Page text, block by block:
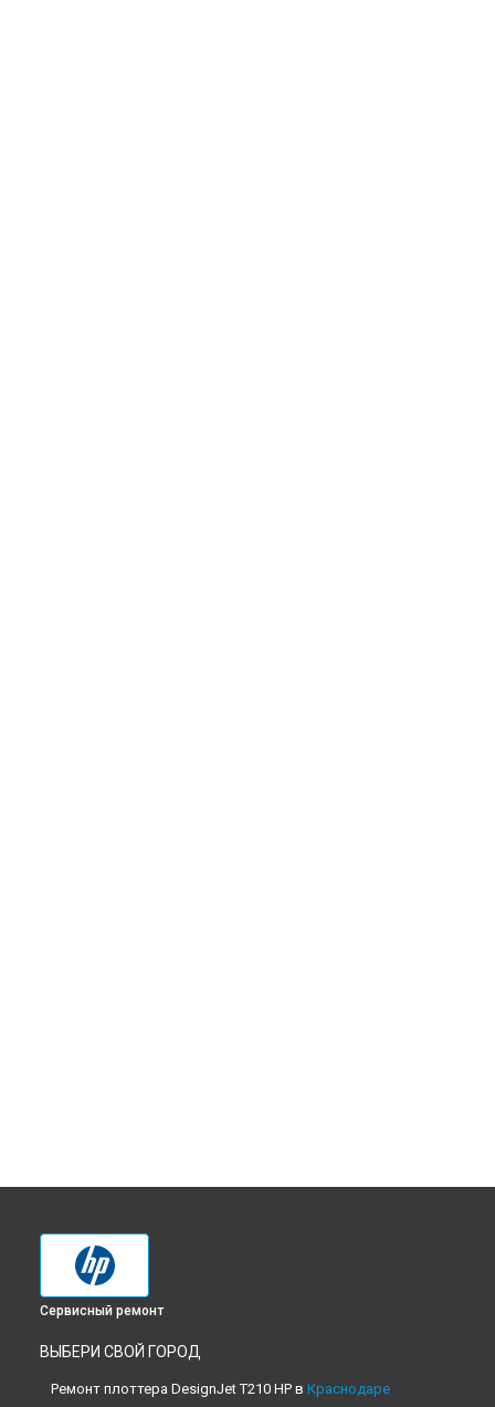
Сервисный ремонт
ВЫБЕРИ СВОЙ ГОРОД
Ремонт плоттера DesignJet T210 HP в Краснодаре